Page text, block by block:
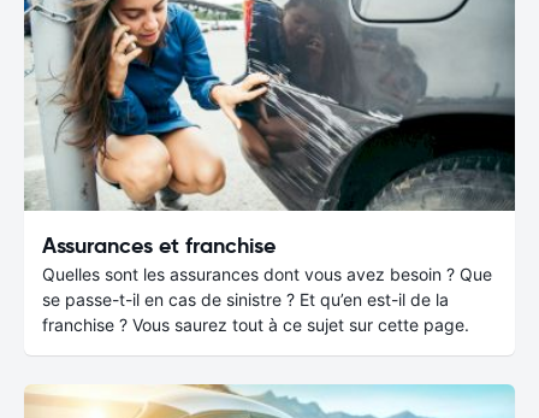
Assurances et franchise
Quelles sont les assurances dont vous avez besoin ? Que
se passe-t-il en cas de sinistre ? Et qu’en est-il de la
franchise ? Vous saurez tout à ce sujet sur cette page.